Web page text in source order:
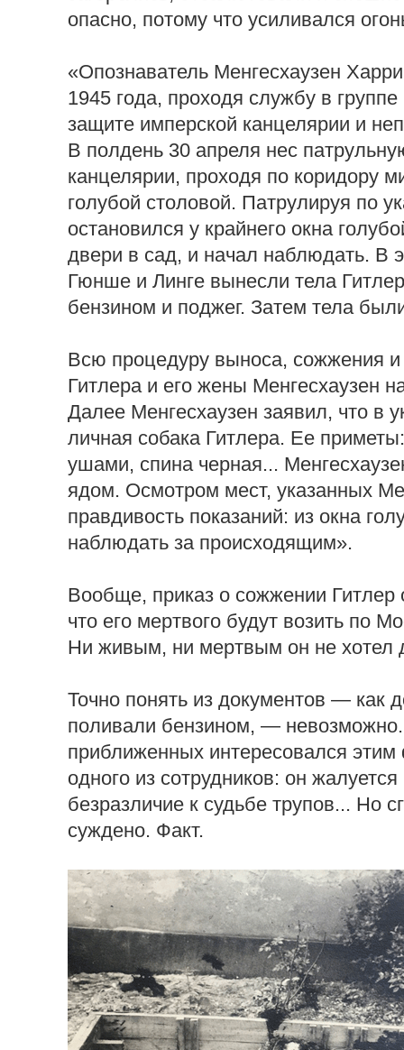
опасно, потому что усиливался
«Опознаватель Менгесхаузен
1945 года, проходя службу в
защите имперской канцелярии и
В полдень 30 апреля нес
канцелярии, проходя по коридору
голубой столовой. Патрулируя по
остановился у крайнего окна
двери в сад, и начал наблюдать. В
Гюнше и Линге вынесли тела
бензином и поджег. Затем тела
Всю процедуру выноса, сожжения
Гитлера и его жены Менгесхаузен
Далее Менгесхаузен заявил, что в
личная собака Гитлера. Ее
ушами, спина черная...
ядом. Осмотром мест, указанных
правдивость показаний: из окна
наблюдать за происходящим».
Вообще, приказ о сожжении
что его мертвого будут возить по
Ни живым, ни мертвым он не хотел
Точно понять из документов — как
поливали бензином, —
приближенных интересовался
одного из сотрудников: он
безразличие к судьбе трупов... Но
суждено. Факт.